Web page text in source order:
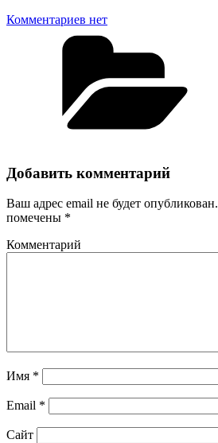
Комментариев нет
Добавить комментарий
Ваш адрес email не будет опубликован.
помечены *
Комментарий
Имя *
Email *
Сайт